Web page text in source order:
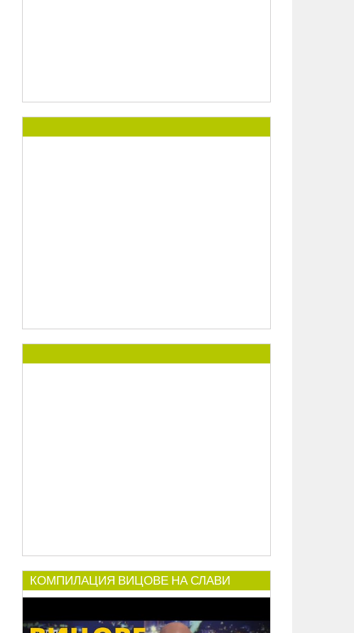
КОМПИЛАЦИЯ ВИЦОВЕ НА СЛАВИ